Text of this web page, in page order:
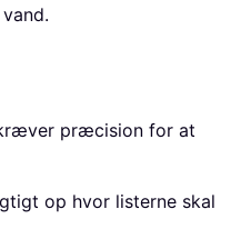
præcision for at
op hvor listerne skal